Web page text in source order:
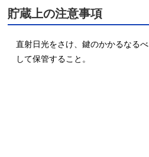
貯蔵上の注意事項
直射日光をさけ、鍵のかかるなる
して保管すること。